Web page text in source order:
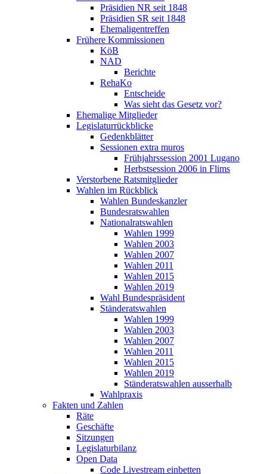
Präsidien NR seit 1848
Präsidien SR seit 1848
Ehemaligentreffen
Frühere Kommissionen
KöB
NAD
Berichte
RehaKo
Entscheide
Was sieht das Gesetz vor?
Ehemalige Mitglieder
Legislaturrückblicke
Gedenkblätter
Sessionen extra muros
Frühjahrssession 2001 Lugano
Herbstsession 2006 in Flims
Verstorbene Ratsmitglieder
Wahlen im Rückblick
Wahlen Bundeskanzler
Bundesratswahlen
Nationalratswahlen
Wahlen 1999
Wahlen 2003
Wahlen 2007
Wahlen 2011
Wahlen 2015
Wahlen 2019
Wahl Bundespräsident
Ständeratswahlen
Wahlen 1999
Wahlen 2003
Wahlen 2007
Wahlen 2011
Wahlen 2015
Wahlen 2019
Ständeratswahlen ausserhalb
Wahlpraxis
Fakten und Zahlen
Räte
Geschäfte
Sitzungen
Legislaturbilanz
Open Data
Code Livestream einbetten